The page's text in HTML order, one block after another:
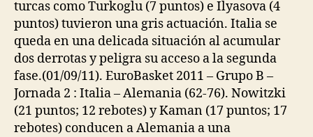
turcas como Turkoglu (7 puntos) e Ilyasova (4
puntos) tuvieron una gris actuación. Italia se
queda en una delicada situación al acumular
dos derrotas y peligra su acceso a la segunda
fase.(01/09/11). EuroBasket 2011 – Grupo B –
Jornada 2 : Italia – Alemania (62-76). Nowitzki
(21 puntos; 12 rebotes) y Kaman (17 puntos; 17
rebotes) conducen a Alemania a una